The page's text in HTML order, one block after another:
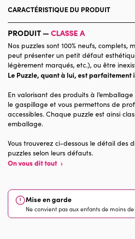
CARACTÉRISTIQUE DU PRODUIT
Catégorie
Age
Puzzle
Provenance
Dimensions
PRODUIT —CLASSE A
Nos puzzles sont 100% neufs, complets,
peut présenter un petit défaut
légèrement marqués, etc.), ou être
Le Puzzle, quant à lui, est parfaitement
En valorisant des produits à
le gaspillage et vous permettons de
accessibles. Chaque puzzle est ainsi
emballage.
Vous trouverez ci-dessous le détail des
puzzles selon leurs défauts.
On vous dit tout ›
Mise en garde
Ne convient pas aux enfants de moins